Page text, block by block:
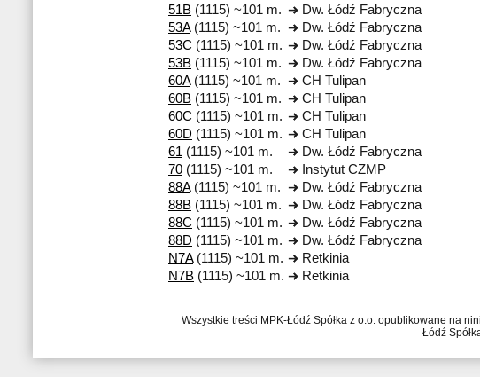
51B (1115) ~101 m.
Dw. Łódź Fabryczna
53A(1115) ~101 m.
Dw. Łódź Fabryczna
53C (1115) ~101 m.
Dw. Łódź Fabryczna
53B (1115) ~101 m.
Dw. Łódź Fabryczna
60A(1115) ~101 m.
CH Tulipan
60B (1115) ~101 m.
CH Tulipan
60C (1115) ~101 m.
CH Tulipan
60D (1115) ~101 m.
CH Tulipan
61 (1115) ~101 m.
Dw. Łódź Fabryczna
70 (1115) ~101 m.
Instytut CZMP
88A(1115) ~101 m.
Dw. Łódź Fabryczna
88B (1115) ~101 m.
Dw. Łódź Fabryczna
88C (1115) ~101 m.
Dw. Łódź Fabryczna
88D (1115) ~101 m.
Dw. Łódź Fabryczna
N7A(1115) ~101 m.
Retkinia
N7B (1115) ~101 m. Retkinia
Wszystkie treści MPK-Łódź Spółka z o.o. opublikowane na
Łódź